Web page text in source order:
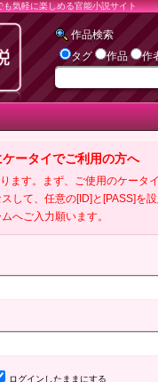
気軽に楽しめる官能小説サイト
作品検索
タグ
作品 作
ータイでご利用の方へ
ます。まず、ご使用のケータ
して、任意の[ID]と[PASS]を
へご入力願います。
ログインしたままにする